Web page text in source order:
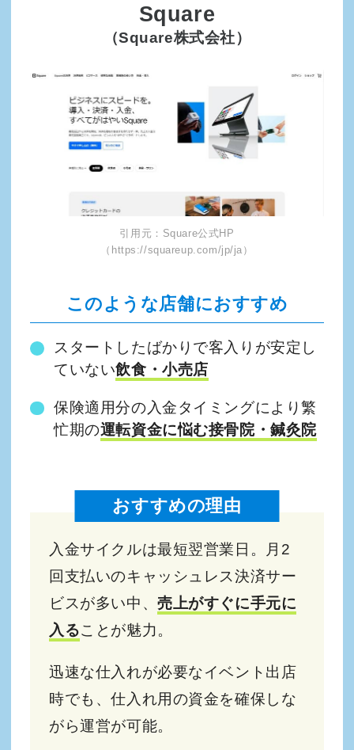
Square
（Square株式会社）
引用元：Square公式HP
（https://squareup.com/jp/ja）
このような店舗におすすめ
スタートしたばかりで客入りが安定し
ていない飲食・小売店
保険適用分の入金タイミングにより繁
忙期の運転資金に悩む接骨院・鍼灸院
おすすめの理由
入金サイクルは最短翌営業日。月2
回支払いのキャッシュレス決済サー
ビスが多い中、売上がすぐに手元に
入ることが魅力。
迅速な仕入れが必要なイベント出店
時でも、仕入れ用の資金を確保しな
がら運営が可能。